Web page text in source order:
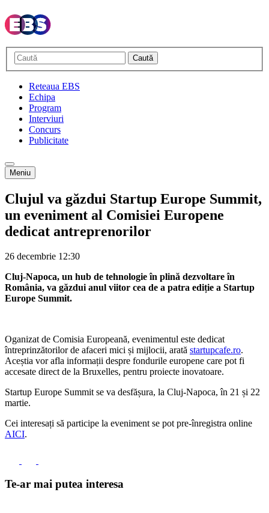
Caută
Reteaua EBS
Echipa
Program
Interviuri
Concurs
Publicitate
Meniu
Clujul va găzdui Startup Europe Summit,
un eveniment al Comisiei Europene
dedicat antreprenorilor
26 decembrie 12:30
Cluj-Napoca, un hub de tehnologie în plină dezvoltare în
România, va găzdui anul viitor cea de a patra ediție a Startup
Europe Summit.
Oganizat de Comisia Europeană, evenimentul este dedicat
întreprinzătorilor de afaceri mici și mijlocii, arată startupcafe.ro.
Aceștia vor afla informații despre fondurile europene care pot fi
accesate direct de la Bruxelles, pentru proiecte inovatoare.
Startup Europe Summit se va desfășura, la Cluj-Napoca, în 21 și 22
martie.
Cei interesați să participe la eveniment se pot pre-înregistra online
AICI.
Te-ar mai putea interesa